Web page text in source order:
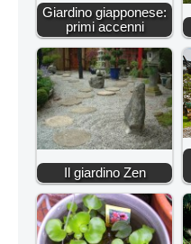
Giardino giapponese:
primi accenni
Il giardino Zen